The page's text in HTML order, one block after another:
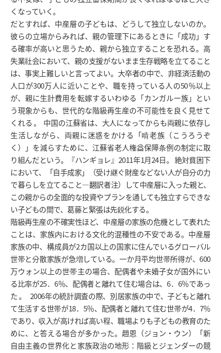
くなっていく。
だとすれば、中産層の子どもは、どうして独立しないのか。
彼らの立場からみれば、親の管理下にあるときに「成功」す
る確率が高いと思うため、親から独立することを恐れる。高
失業社会において、親の支援がないまま生存戦略を立てること
は、事実上難しいと言ってよい。大卒者の中で、非経済活動の
人口が300万人に近いことや、職を持っている人の50％以上
が、親に生計費用を転嫁するいわゆる「カンガルー族」とい
う現象からも、世代的な階級再生産の不可能性を良く見せて
くれる 。 中国の江蘇省は、大人になってからも両親に依存し
生活しながら、両親に迷惑をかける「啃老族（こうろうぞ
く）」を減らすために、江蘇省老人権益保障条例の制定に取
り組んだという。『ハンギョレ』2011年1月24日。 絶対貧困下
において、「自手成家」（受け継ぐ財産などない人が自分の力
で暮らしを立てること―翻訳者注）して中産層に入った親と、
この親からの全面的な投資やプランを通しても独立すらできな
い子どもの間で、葛藤と緊張は先鋭化する。
階級再生産の不確実性ほど、中産層の家族の危機として表れた
ことは、家族内における文化的混種性の不安である。中産層
家族の中、構成員が2カ国以上の国家に住んでいるグローバル
世帯と分散家族が急増している。一か月平均世帯所得が、600
万ウォン以上の世帯主の場合、配偶者や未婚子女が国外にい
る比率が25．6％、配偶者と離れて住む場合は、6．6％であっ
た 。 2006年の統計調査の際、別居家族の中で、子どもと離れ
て生活する世帯が18．5％、配偶者と離れて住む世帯が4．7％
であり、収入が高ければ高い程、職場よりも子どもの教育のた
めに、と答える場合が多かった。趙恩（ジョン・ウン）「新
自由主義の世界化と家族政治の地形：階級とジェンダーの競